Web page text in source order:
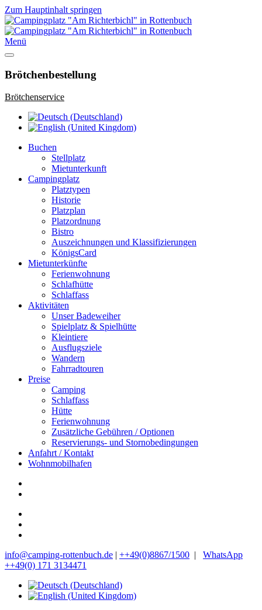
Zum Hauptinhalt springen
Menü
Brötchenbestellung
Brötchenservice
Buchen
Stellplatz
Mietunterkunft
Campingplatz
Platztypen
Historie
Platzplan
Platzordnung
Bistro
Auszeichnungen und Klassifizierungen
KönigsCard
Mietunterkünfte
Ferienwohnung
Schlafhütte
Schlaffass
Aktivitäten
Unser Badeweiher
Spielplatz & Spielhütte
Kleintiere
Ausflugsziele
Wandern
Fahrradtouren
Preise
Camping
Schlaffass
Hütte
Ferienwohnung
Zusätzliche Gebühren / Optionen
Reservierungs- und Stornobedingungen
Anfahrt / Kontakt
Wohnmobilhafen
info@camping-rottenbuch.de | ++49(0)8867/1500 | WhatsApp
++49(0) 171 3134471